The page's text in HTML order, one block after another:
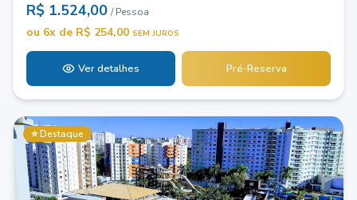
R$ 1.524,00 / Pessoa
ou 6x de R$ 254,00 SEM JUROS
Ver detalhes Pré-Reserva
⭐ Destaque